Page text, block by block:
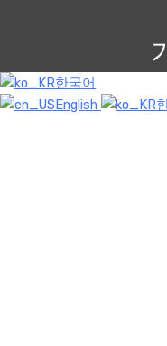
한국어
English